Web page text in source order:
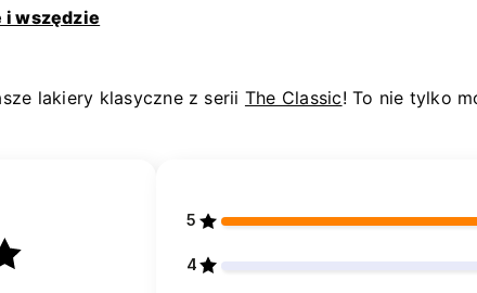
i wszędzie
lakiery klasyczne z serii The Classic! To nie tylko
5
4